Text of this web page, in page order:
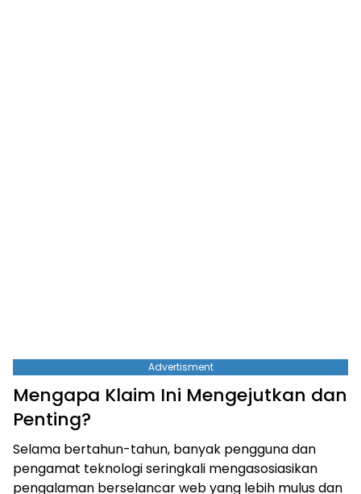
Advertisment
Mengapa Klaim Ini Mengejutkan dan
Penting?
Selama bertahun-tahun, banyak pengguna dan
pengamat teknologi seringkali mengasosiasikan
pengalaman berselancar web yang lebih mulus dan